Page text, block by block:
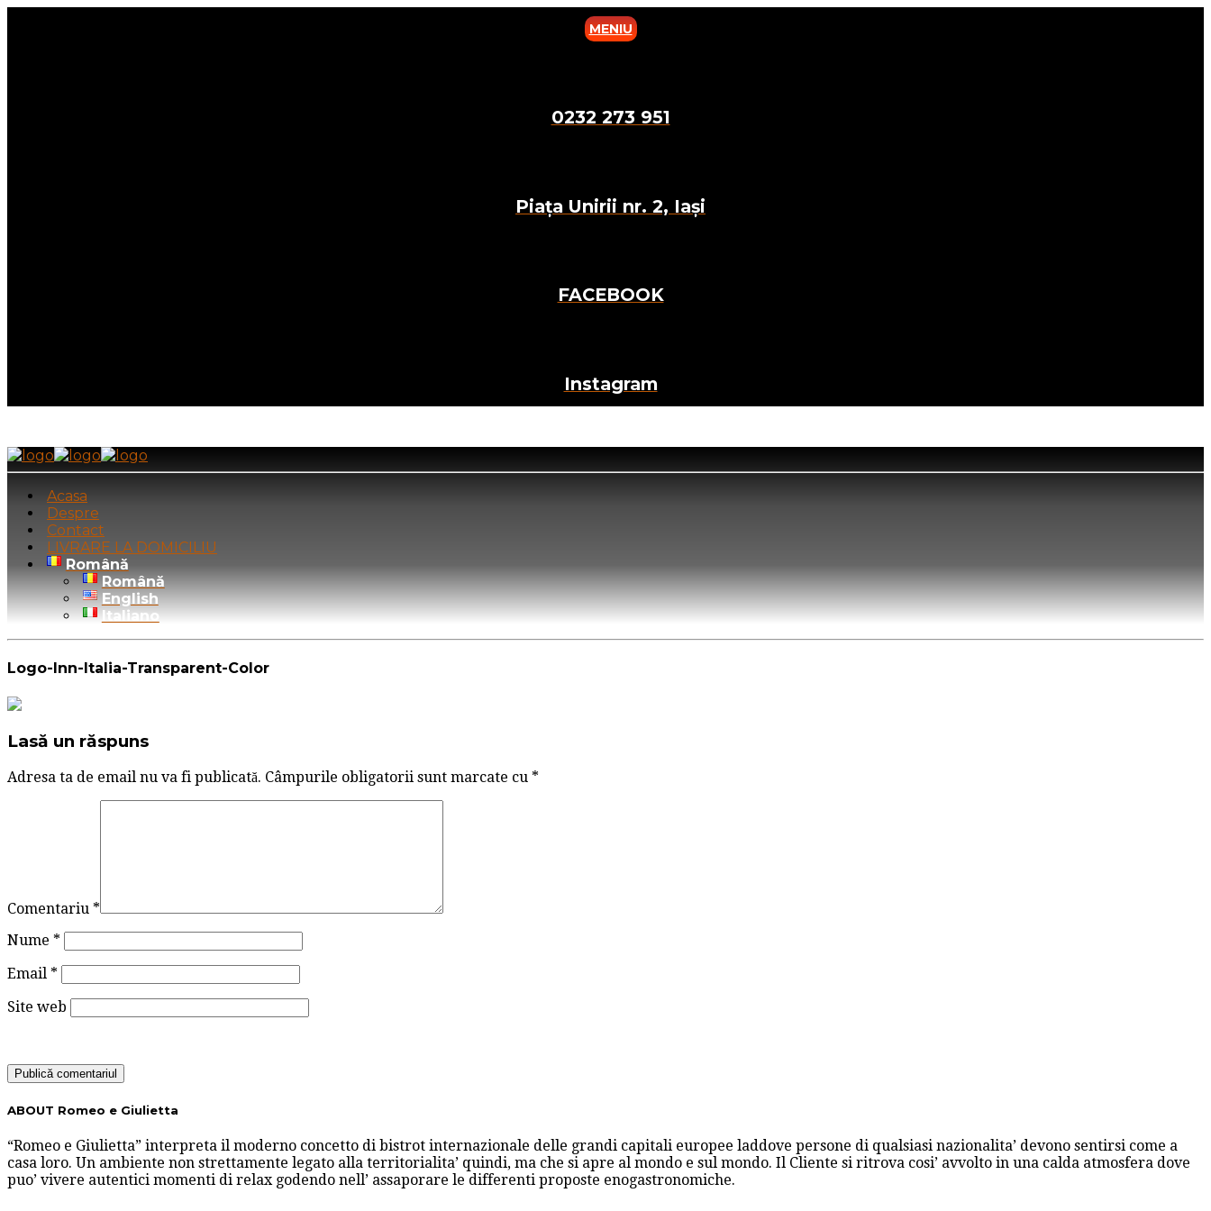
MENIU
0232 273 951
Piața Unirii nr. 2, Iași
FACEBOOK
Instagram
Acasa
Despre
Contact
LIVRARE LA DOMICILIU
Română
Română
English
Italiano
Logo-Inn-Italia-Transparent-Color
Lasă un răspuns
Adresa ta de email nu va fi publicată. Câmpurile obligatorii sunt marcate cu *
Comentariu *
Nume *
Email *
Site web
ABOUT Romeo e Giulietta
“Romeo e Giulietta” interpreta il moderno concetto di bistrot internazionale delle grandi capitali europee laddove persone di qualsiasi nazionalita’ devono sentirsi come a
casa loro. Un ambiente non strettamente legato alla territorialita’ quindi, ma che si apre al mondo e sul mondo. Il Cliente si ritrova cosi’ avvolto in una calda atmosfera dove
puo’ vivere autentici momenti di relax godendo nell’ assaporare le differenti proposte enogastronomiche.